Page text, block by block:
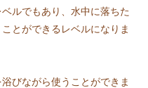
ルでもあり、水中に落ちた
とができるレベルになりま
びながら使うことができま